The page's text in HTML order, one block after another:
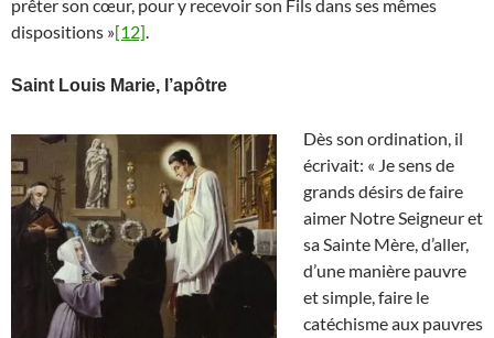
prêter son cœur, pour y recevoir son Fils dans ses mêmes
dispositions »[12].
Saint Louis Marie, l’apôtre
Dès son ordination, il
écrivait: « Je sens de
grands désirs de faire
aimer Notre Seigneur et
sa Sainte Mère, d’aller,
d’une manière pauvre
et simple, faire le
catéchisme aux pauvres